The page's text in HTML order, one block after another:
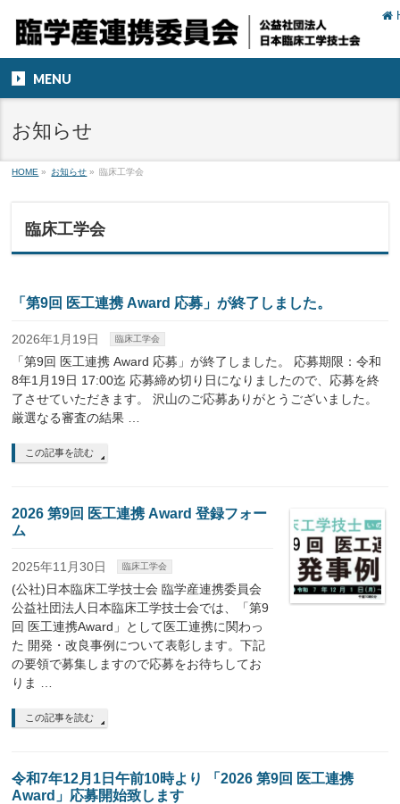
MENU
お知らせ
HOME » お知らせ » 臨床工学会
臨床工学会
「第9回 医工連携 Award 応募」が終了しました。
2026年1月19日 臨床工学会
「第9回 医工連携 Award 応募」が終了しました。 応募期限：令和
8年1月19日 17:00迄 応募締め切り日になりましたので、応募を終
了させていただきます。 沢山のご応募ありがとうございました。
厳選なる審査の結果 …
この記事を読む
2026 第9回 医工連携 Award 登録フォー
ム
2025年11月30日 臨床工学会
(公社)日本臨床工学技士会 臨学産連携委員会
公益社団法人日本臨床工学技士会では、「第9
回 医工連携Award」として医工連携に関わっ
た 開発・改良事例について表彰します。下記
の要領で募集しますので応募をお待ちしてお
りま …
この記事を読む
令和7年12月1日午前10時より 「2026 第9回 医工連携
Award」応募開始致します